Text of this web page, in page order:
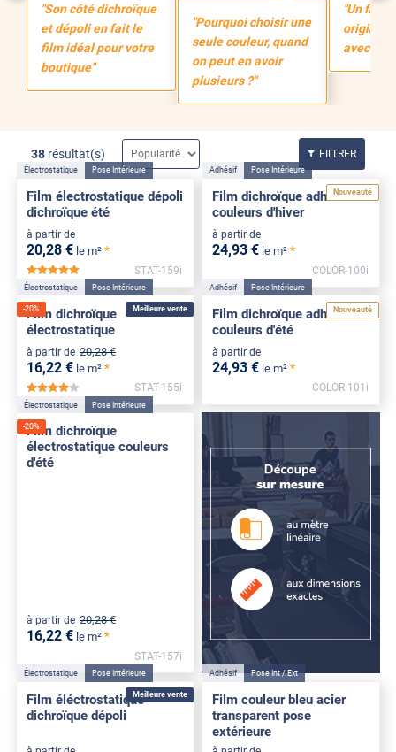
"Son côté dichroïque
et dépoli en fait le
film idéal pour votre
boutique"
"Pourquoi choisir une
seule couleur, quand
on peut en avoir
plusieurs ?"
"Un film
original
avec ce
38 résultat(s) FILTRER
Électrostatique Pose Intérieure
Film électrostatique dépoli
dichroïque été
à partir de
20,28 € le m² *
*****
STAT-159i
Nouveauté
Adhésif Pose Intérieure
Film dichroïque adhésif
couleurs d'hiver
à partir de
24,93 € le m² *
COLOR-100i
Meilleure vente
-20%
Électrostatique Pose Intérieure
Film dichroïque
électrostatique
à partir de 20,28 €
16,22 € le m² *
*****
STAT-155i
Nouveauté
Adhésif Pose Intérieure
Film dichroïque adhésif
couleurs d'été
à partir de
24,93 € le m² *
COLOR-101i
-20%
Électrostatique Pose Intérieure
Film dichroïque
électrostatique couleurs
d'été
à partir de 20,28 €
16,22 € le m² *
STAT-157i
Meilleure vente
Électrostatique Pose Intérieure
Film éléctrostatique
dichroïque dépoli
Adhésif Pose Int / Ext
Film couleur bleu acier
transparent pose
extérieure